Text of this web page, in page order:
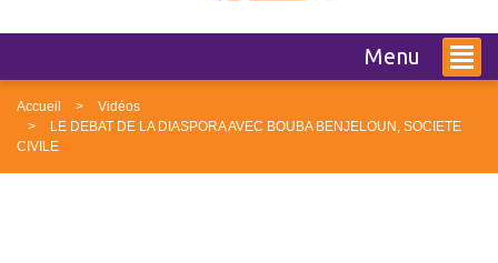
Menu
Accueil
Vidéos
LE DEBAT DE LA DIASPORA AVEC BOUBA BENJELOUN, SOCIETE
CIVILE